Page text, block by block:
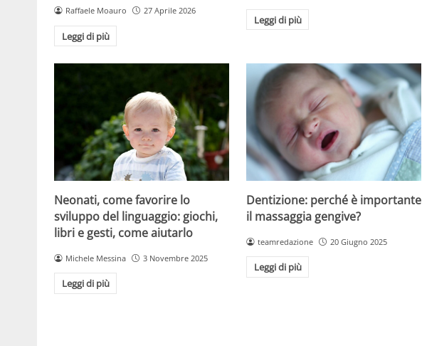
Raffaele Moauro 27 Aprile 2026
Leggi di più
Leggi di più
Neonati, come favorire lo
sviluppo del linguaggio: giochi,
libri e gesti, come aiutarlo
Michele Messina 3 Novembre 2025
Leggi di più
Dentizione: perché è importante
il massaggia gengive?
teamredazione 20 Giugno 2025
Leggi di più